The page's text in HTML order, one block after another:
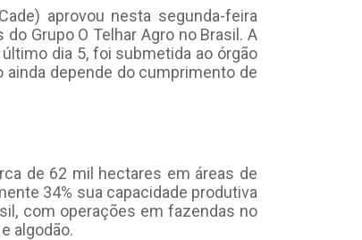
aprovou nesta segunda-feira
Grupo O Telhar Agro no Brasil. A
dia 5, foi submetida ao órgão
depende do cumprimento de
de 62 mil hectares em áreas de
34% sua capacidade produtiva
com operações em fazendas no
algodão.